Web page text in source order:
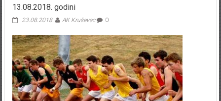
13.08.2018. godini
23.08.2018. AK Kruševac 0